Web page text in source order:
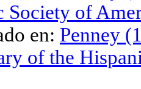
Society of
en: Penney
of the